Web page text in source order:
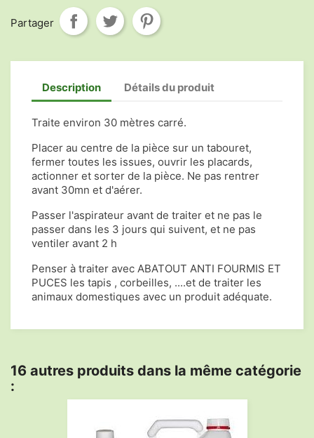
Partager
Description Détails du produit
Traite environ 30 mètres carré.
Placer au centre de la pièce sur un tabouret,
fermer toutes les issues, ouvrir les placards,
actionner et sorter de la pièce. Ne pas rentrer
avant 30mn et d'aérer.
Passer l'aspirateur avant de traiter et ne pas le
passer dans les 3 jours qui suivent, et ne pas
ventiler avant 2 h
Penser à traiter avec ABATOUT ANTI FOURMIS ET
PUCES les tapis , corbeilles, ....et de traiter les
animaux domestiques avec un produit adéquate.
16 autres produits dans la même catégorie
: